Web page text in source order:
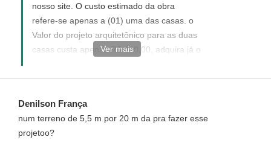
nosso site. O custo estimado da obra
refere-se apenas a (01) uma das casas. o
Valor do projeto arquitetônico para as duas
casas custa apenas R$ 440,00, adquira já o
cliente.
Ver mais
Denilson França
num terreno de 5,5 m por 20 m da pra fazer esse
projetoo?